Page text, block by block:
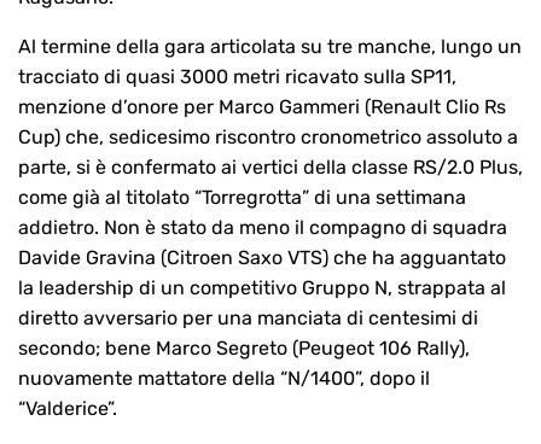
Al termine della gara articolata su tre manche, lungo un
tracciato di quasi 3000 metri ricavato sulla SP11,
menzione d’onore per Marco Gammeri (Renault Clio Rs
Cup) che, sedicesimo riscontro cronometrico assoluto a
parte, si è confermato ai vertici della classe RS/2.0 Plus,
come già al titolato “Torregrotta” di una settimana
addietro. Non è stato da meno il compagno di squadra
Davide Gravina (Citroen Saxo VTS) che ha agguantato
la leadership di un competitivo Gruppo N, strappata al
diretto avversario per una manciata di centesimi di
secondo; bene Marco Segreto (Peugeot 106 Rally),
nuovamente mattatore della “N/1400”, dopo il
“Valderice”.